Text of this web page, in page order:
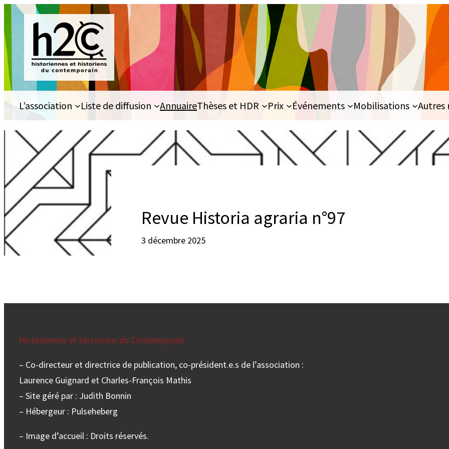
Aller
au
contenu
L’association Liste de diffusion AnnuaireThèses et HDR Prix Événements Mobilisations Autres
Revue Historia agraria n°97
3 décembre 2025
Historiennes et Historiens du Contemporain
– Co-directeur et directrice de publication, co-président.e.s de l’association :
Laurence Guignard et Charles-François Mathis
– Site géré par : Judith Bonnin
– Hébergeur : Pulseheberg
– Image d’accueil : Droits réservés.